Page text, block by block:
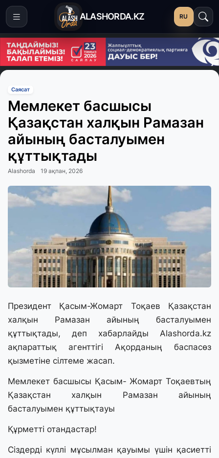
ALASHORDA.KZ RU
Саясат
Мемлекет басшысы
Қазақстан халқын Рамазан
айының басталуымен
құттықтады
Alashorda 19 ақпан, 2026
Президент Қасым-Жомарт Тоқаев Қазақстан
халқын Рамазан айының басталуымен
құттықтады, деп хабарлайды Alashorda.kz
ақпараттық агенттігі Ақорданың баспасөз
қызметіне сілтеме жасап.
Мемлекет басшысы Қасым- Жомарт Тоқаевтың
Қазақстан халқын Рамазан айының
басталуымен құттықтауы
Құрметті отандастар!
Сіздерді күллі мұсылман қауымы үшін қасиетті